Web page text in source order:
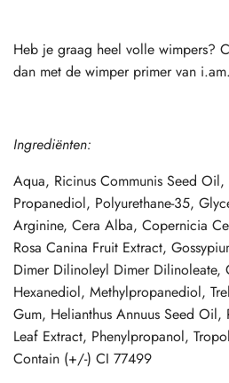
Heb je graag heel volle wimpers?
dan met de wimper primer van
Ingrediënten:
Aqua, Ricinus Communis Seed
Propanediol, Polyurethane-35,
Arginine, Cera Alba, Copernicia
Rosa Canina Fruit Extract,
Dimer Dilinoleyl Dimer Dilinoleate,
Hexanediol, Methylpropanediol,
Gum, Helianthus Annuus Seed Oil,
Leaf Extract, Phenylpropanol,
Contain (+/-) CI 77499